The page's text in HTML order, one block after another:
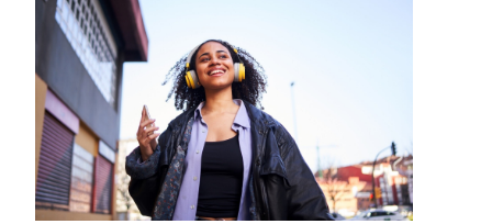
Denmark (English)
Finland (English)
Belgium (English)
España (Español)